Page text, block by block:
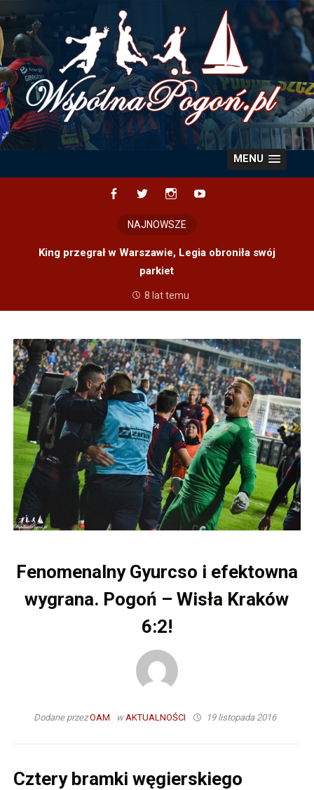
content
MENU
NAJNOWSZE
King przegrał w Warszawie, Legia obroniła swój
parkiet
8 lat temu
Fenomenalny Gyurcso i efektowna
wygrana. Pogoń – Wisła Kraków
6:2!
Dodane przezOAM wAKTUALNOŚCI 19 listopada 2016
Cztery bramki węgierskiego